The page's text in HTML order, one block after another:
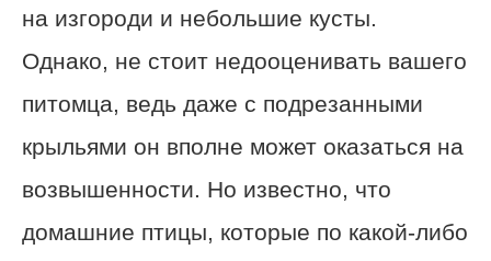
на изгороди и небольшие кусты.
Однако, не стоит недооценивать вашего
питомца, ведь даже с подрезанными
крыльями он вполне может оказаться на
возвышенности. Но известно, что
домашние птицы, которые по какой-либо